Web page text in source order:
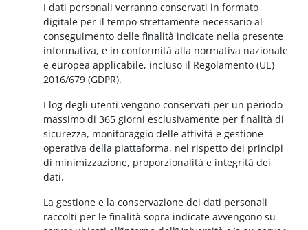
I dati personali verranno conservati in formato
digitale per il tempo strettamente necessario al
conseguimento delle finalità indicate nella presente
informativa, e in conformità alla normativa nazionale
e europea applicabile, incluso il Regolamento (UE)
2016/679 (GDPR).
I log degli utenti vengono conservati per un periodo
massimo di 365 giorni esclusivamente per finalità di
sicurezza, monitoraggio delle attività e gestione
operativa della piattaforma, nel rispetto dei principi
di minimizzazione, proporzionalità e integrità dei
dati.
La gestione e la conservazione dei dati personali
raccolti per le finalità sopra indicate avvengono su